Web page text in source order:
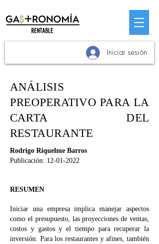
Iniciar sesión
ANÁLISIS
PREOPERATIVO PARA LA
CARTA DEL
RESTAURANTE
Rodrigo Riquelme Barros
Publicación: 12-01-2022
RESUMEN
Iniciar una empresa implica manejar aspectos
como el presupuesto, las proyecciones de ventas,
costos y gastos y el tiempo para recuperar la
inversión. Para los restaurantes y afines, también